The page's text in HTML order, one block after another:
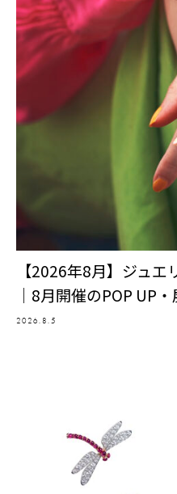
【2026年8月】ジュ
｜8月開催のPOP UP
2026.8.5